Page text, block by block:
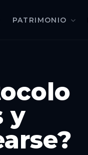
PATRIMONIO
y